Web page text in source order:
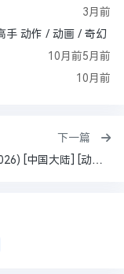
3月前
手 动作 / 动画 / 奇幻
5月前
10月前
10月前
下一篇
盘龙(2026) [中国大陆] [动作/动画/奇幻] 汉语普通话 更至04集（单集0.6G）